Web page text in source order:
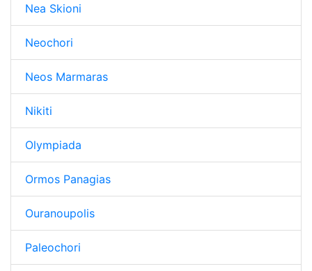
Nea Skioni
Neochori
Neos Marmaras
Nikiti
Olympiada
Ormos Panagias
Ouranoupolis
Paleochori